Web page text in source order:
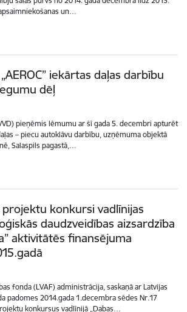
un…
iekārtas daļas darbību
dēļ
pieņēmis lēmumu ar šī gada 5. decembri apturēt
– piecu autoklāvu darbību, uzņēmuma objektā
Salaspils pagastā,…
konkursi vadlīnijas
daudzveidības aizsardzība
aktivitātēs finansējuma
fonda (LVAF) administrācija, saskaņā ar Latvijas
padomes 2014.gada 1.decembra sēdes Nr.17
konkursus vadlīnijā „Dabas…